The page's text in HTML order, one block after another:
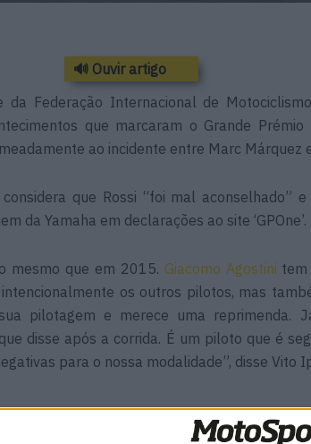
🔊 Ouvir artigo
da Federação Internacional de
que marcaram o Grande Prémio
ao incidente entre Marc Márquez
que Rossi “foi mal aconselhado”
da Yamaha em declarações ao site ‘GPOne’.
mesmo que em 2015. Giacomo Agostini tem
os outros pilotos, mas
pilotagem e merece uma reprimenda.
disse após a corrida. É um piloto que é
para o nossa modalidade”, disse Vito